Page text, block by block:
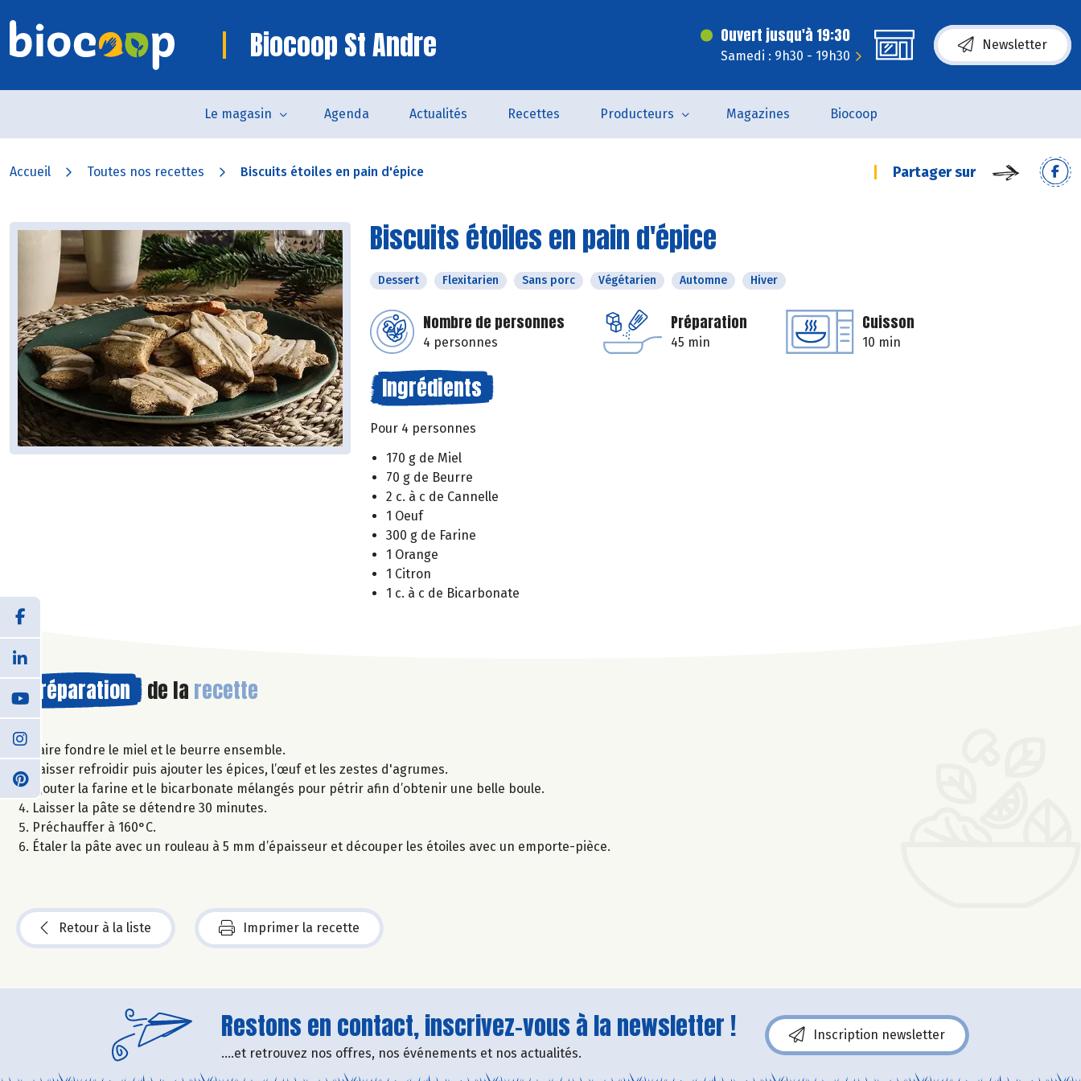
Biocoop St Andre Ouvert jusqu'à 19:30
Samedi : 9h30 - 19h30
Newsletter
Le magasin Agenda Actualités Recettes Producteurs Magazines Biocoop
Accueil Toutes nos recettes Biscuits étoiles en pain d'épice Partager sur
Biscuits étoiles en pain d'épice
Dessert Flexitarien Sans porc Végétarien Automne Hiver
Nombre de personnes
4 personnes
Préparation
45 min
Cuisson
10 min
Ingrédients
Pour 4 personnes
170 g de Miel
70 g de Beurre
2 c. à c de Cannelle
1 Oeuf
300 g de Farine
1 Orange
1 Citron
1 c. à c de Bicarbonate
Préparation de la recette
Faire fondre le miel et le beurre ensemble.
Laisser refroidir puis ajouter les épices, l’œuf et les zestes d'agrumes.
Ajouter la farine et le bicarbonate mélangés pour pétrir afin d’obtenir une belle boule.
Laisser la pâte se détendre 30 minutes.
Préchauffer à 160°C.
Étaler la pâte avec un rouleau à 5 mm d’épaisseur et découper les étoiles avec un emporte-pièce.
Retour à la liste Imprimer la recette
Restons en contact, inscrivez-vous à la newsletter !
....et retrouvez nos offres, nos événements et nos actualités.
Inscription newsletter